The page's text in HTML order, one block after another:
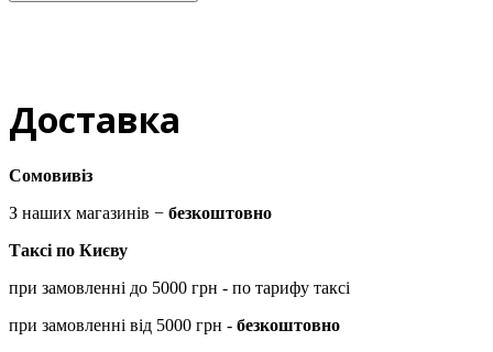
Доставка
Сомовивіз
З наших магазинів − безкоштовно
Таксі по Києву
при замовленні до 5000 грн - по тарифу таксі
при замовленні від 5000 грн - безкоштовно